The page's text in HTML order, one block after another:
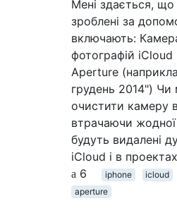
Мені здається, що
зроблені за
включають:
фотографій
Aperture
грудень 2014")
очистити камеру
втрачаючи жодної
будуть видалені
iCloud і в
6
iphone icloud
aperture